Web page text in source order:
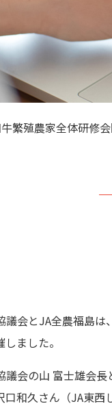
了のお知らせ
繁殖農家全体研修
議会とJA全農福島
ました。
議会の山 富士雄会
和久さん（JA東西